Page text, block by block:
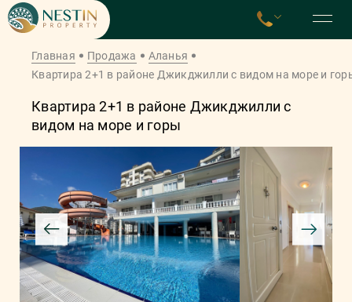
Главная Продажа
Аланья
Квартира 2+1 в районе Джикджилли с видом на море и
Квартира 2+1 в районе Джикджилли с
видом на море и горы